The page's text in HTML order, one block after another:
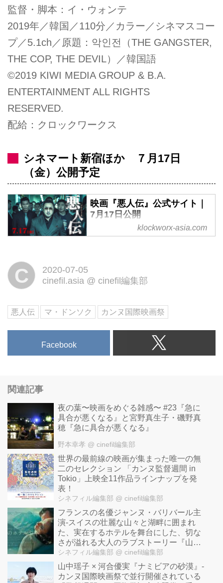
監督・脚本：イ・ウォンテ
2019年／韓国／110分／カラー／シネマスコー
プ／5.1ch／原題：악인전（THE GANGSTER,
THE COP, THE DEVIL）／韓国語
©︎2019 KIWI MEDIA GROUP & B.A.
ENTERTAINMENT ALL RIGHTS
RESERVED.
配給：クロックワークス
シネマート新宿ほか ７月17日
（金）公開予定
映画『悪人伝』公式サイト｜
7月17日公開
映画『悪人伝』公式サイト｜7月
klockworx-asia.com
C
2020-07-05
cinefil.asia @ cinefil編集部
悪人伝 マ・ドンソク カンヌ国際映画祭
Facebook
関連記事
夜の葉〜映画をめぐる雑感〜 #23『急に
具合が悪くなる』と宮野真生子・磯野真
穂『急に具合が悪くなる』
野本幸孝 @ cinefil編集部
世界の最前線の映画が集まった唯一の無
二のセレクション 「カンヌ監督週間 in
Tokio」上映全11作品ラインナップを発
表！
シネフィル編集部 @ cinefil編集部
フランスの名優ジャンヌ・バリバール主
演-スイスの壮麗な山々と湖畔に囲まれ
た、実在するホテルを舞台にした、切な
さが溢れる大人のラブストーリー『山逢
いのホテルで』公開！
シネフィル編集部 @ cinefil編集部
山中瑶子 × 河合優実『ナミビアの砂漠』-
カンヌ国際映画祭で並行開催されている